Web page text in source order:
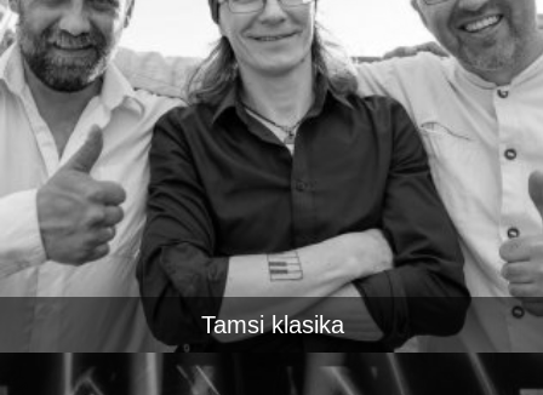
Tamsi klasika